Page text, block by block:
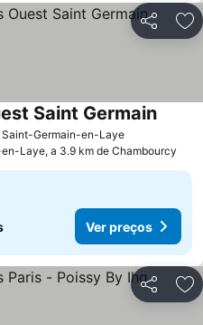
Partilhar
Saint-Germain-en-LayeVer preços
Saint GermainVer
Laye, a 3.9 km de Chambourcy
Ver preços
Partilhar